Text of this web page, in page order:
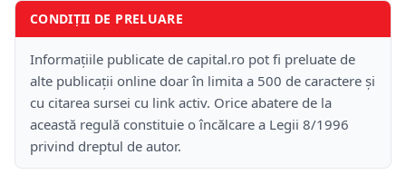
CONDIȚII DE PRELUARE
Informațiile publicate de capital.ro pot fi preluate de
alte publicații online doar în limita a 500 de caractere și
cu citarea sursei cu link activ. Orice abatere de la
această regulă constituie o încălcare a Legii 8/1996
privind dreptul de autor.